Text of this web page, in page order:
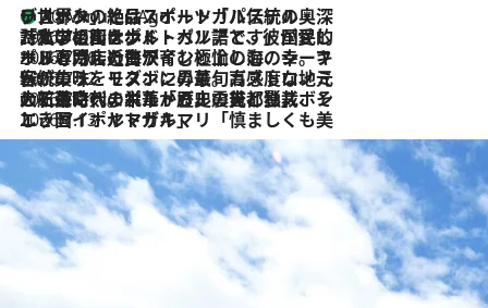
40 Minutes Ago
リスボンの絶品スイーツ「パステル・デ・ナタ」とは？ポルトガル伝統の奥深い世界へ
2026.7.27
「私の祖国はポルトガル語です」国民的詩人フェルナンド・ペソアと、彼が愛した文学の街を歩く
2026.7.26
ポルトガル近海が育む極上の海の幸。キリリと冷えた白ワインと愉しむ、シーフード専門店の贅沢
2026.7.22
伝統の味をモダンに昇華。高感度な地元客が集う、リスボンの最旬ガストロノミー
2026.7.21
大航海時代の栄華から、震災、独裁、そして革命へ。ポルトガル・首都リスボンの石畳に刻まれた「歴史の光と影」
2026.7.13
エッセイ・ヤマザキマリ「慎ましくも美しき国 ポルトガル」